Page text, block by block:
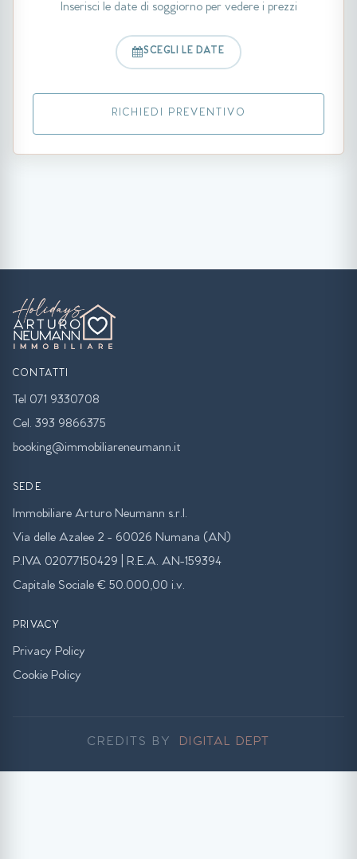
Inserisci le date di soggiorno per vedere i prezzi
SCEGLI LE DATE
RICHIEDI PREVENTIVO
CONTATTI
Tel 071 9330708
Cel. 393 9866375
booking@immobiliareneumann.it
SEDE
Immobiliare Arturo Neumann s.r.l.
Via delle Azalee 2 - 60026 Numana (AN)
P.IVA 02077150429 | R.E.A. AN-159394
Capitale Sociale € 50.000,00 i.v.
PRIVACY
Privacy Policy
Cookie Policy
CREDITS BY DIGITAL DEPT